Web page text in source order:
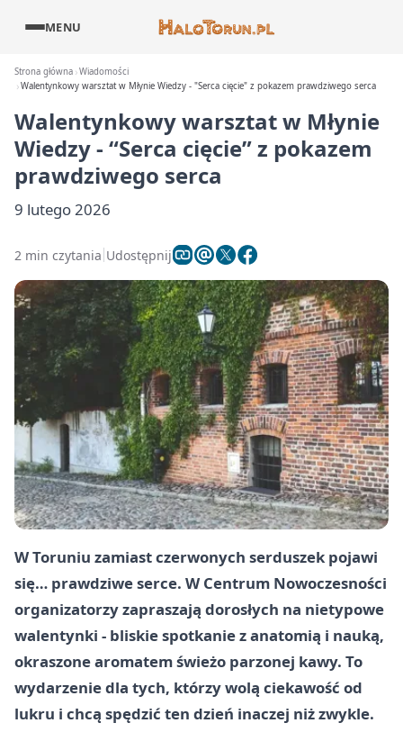
MENU
Strona główna Wiadomości
Walentynkowy warsztat w Młynie Wiedzy - "Serca cięcie" z pokazem prawdziwego serca
Walentynkowy warsztat w Młynie
Wiedzy - “Serca cięcie” z pokazem
prawdziwego serca
9 lutego 2026
2 min czytania Udostępnij
W Toruniu zamiast czerwonych serduszek pojawi
się… prawdziwe serce. W Centrum Nowoczesności
organizatorzy zapraszają dorosłych na nietypowe
walentynki - bliskie spotkanie z anatomią i nauką,
okraszone aromatem świeżo parzonej kawy. To
wydarzenie dla tych, którzy wolą ciekawość od
lukru i chcą spędzić ten dzień inaczej niż zwykle.